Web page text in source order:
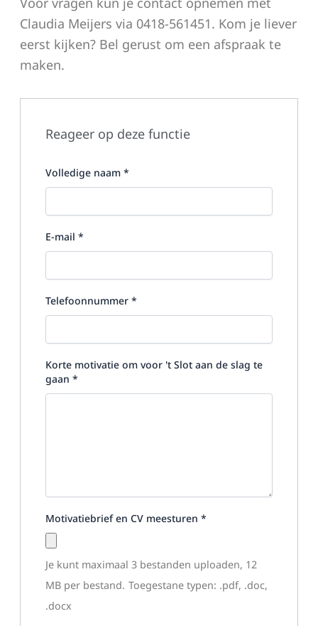
Claudia Meijers via 0418-561451. Kom je liever
eerst kijken? Bel gerust om een afspraak te
maken.
Reageer op deze functie
Volledige naam *
E-mail *
Telefoonnummer *
Korte motivatie om voor 't Slot aan de slag te
gaan *
Motivatiebrief en CV meesturen *
Je kunt maximaal 3 bestanden uploaden, 12
MB per bestand. Toegestane typen: .pdf, .doc,
.docx